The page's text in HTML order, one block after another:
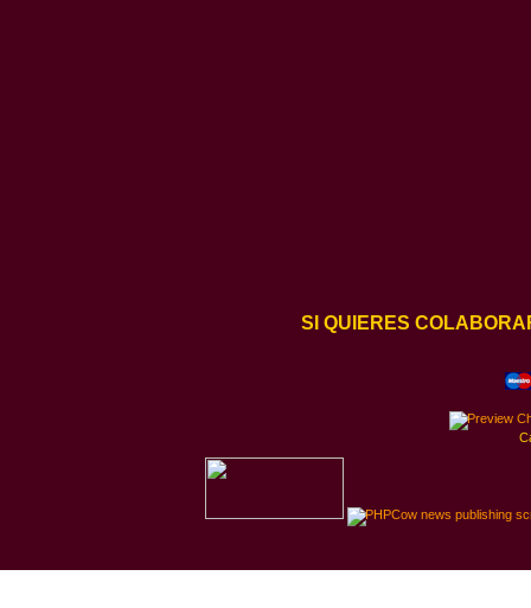
SI QUIERES